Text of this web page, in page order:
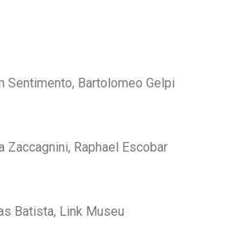
Sentimento, Bartolomeo Gelpi
Zaccagnini, Raphael Escobar
Batista, Link Museu